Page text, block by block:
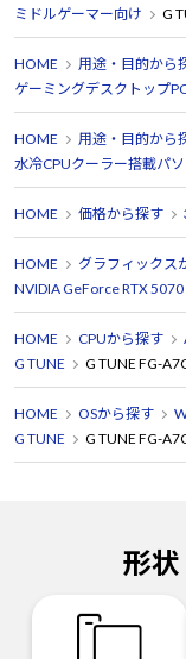
ミドルゲーマー向け
G
HOME 用途・目的から
ゲーミングデスクトップ
HOME 用途・目的から
水冷CPUクーラー搭載パ
HOME 価格から探す
HOME グラフィックス
NVIDIA GeForce RTX 5070
HOME CPUから探す
G TUNE
G TUNE FG-
HOME OSから探す
G TUNE
G TUNE FG-
形